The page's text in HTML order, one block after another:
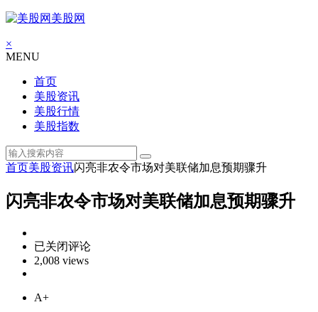
美股网
×
MENU
首页
美股资讯
美股行情
美股指数
首页美股资讯闪亮非农令市场对美联储加息预期骤升
闪亮非农令市场对美联储加息预期骤升
闪
亮
令
已关闭评论
2,008 views
A+